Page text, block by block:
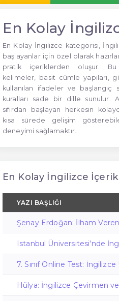
En Kolay
En Kolay İngilizce kategorisi,
başlayanlar için özel olarak
pratik içeriklerden oluşur.
kelimeler, basit cümle yapıları,
kullanılan ifadeler ve başlangıç
kuralları sade bir dille sunulur.
sıfırdan başlayan herkesin
kısa sürede gelişim
deneyimi sağlamaktır.
En Kolay İngilizce
YAZI BAŞLIĞI
Şenay Erdoğan: İlham
Istanbul Üniversitesi'nde
7. Sınıf Online Test:
Hülya: İngilizce Çevirmen